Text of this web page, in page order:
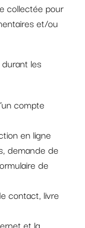
collectée pour
et/ou
les
compte
en ligne
demande de
de
contact, livre